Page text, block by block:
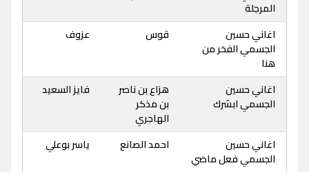
المرجلة
اغاني حسين
الجسمي الفخر من
هنا
قوس عزوف
اغاني حسين
الجسمي ابشرك
هزاع بن ناصر
بن مذكر
الهاجري
فايز السعيد
اغاني حسين
الجسمي فعل ماضي
احمد الصانع ياسر بوعلي